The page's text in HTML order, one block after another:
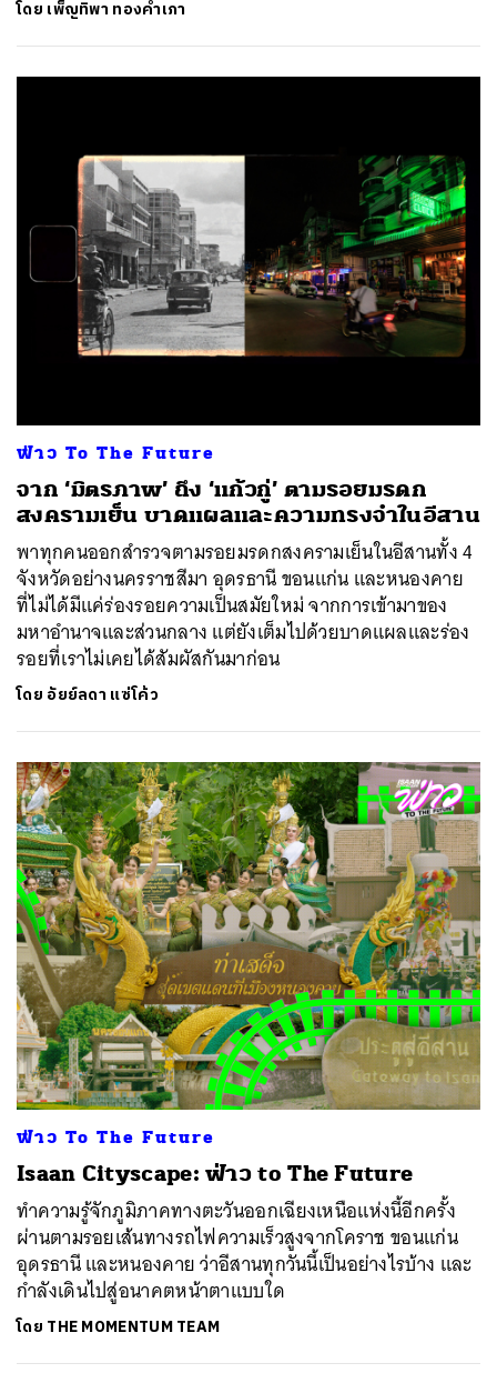
โดย เพ็ญทิพา ทองคำเภา
ฟ่าว To The Future
จาก ‘มิตรภาพ’ ถึง ‘แก้วกู่’ ตามรอยมรดก
สงครามเย็น บาดแผลและความทรงจำในอีสาน
พาทุกคนออกสำรวจตามรอยมรดกสงครามเย็นในอีสานทั้ง 4
จังหวัดอย่างนครราชสีมา อุดรธานี ขอนแก่น และหนองคาย
ที่ไม่ได้มีแค่ร่องรอยความเป็นสมัยใหม่ จากการเข้ามาของ
มหาอำนาจและส่วนกลาง แต่ยังเต็มไปด้วยบาดแผลและร่อง
รอยที่เราไม่เคยได้สัมผัสกันมาก่อน
โดย อัยย์ลดา แซ่โค้ว
ฟ่าว To The Future
Isaan Cityscape: ฟ่าว to The Future
ทำความรู้จักภูมิภาคทางตะวันออกเฉียงเหนือแห่งนี้อีกครั้ง
ผ่านตามรอยเส้นทางรถไฟความเร็วสูงจากโคราช ขอนแก่น
อุดรธานี และหนองคาย ว่าอีสานทุกวันนี้เป็นอย่างไรบ้าง และ
กำลังเดินไปสู่อนาคตหน้าตาแบบใด
โดย THE MOMENTUM TEAM
ค้นหา
SHARE TWEET LINE EMAIL